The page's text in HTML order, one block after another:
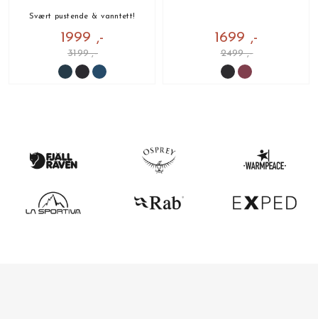
Svært pustende & vanntett!
1999 ,-
3199 ,-
1699 ,-
2499 ,-